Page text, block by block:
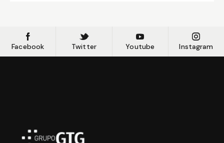
Facebook Twitter Youtube Instagram